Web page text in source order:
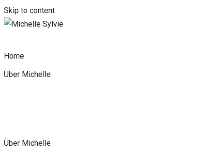
Skip to content
Home
Über Michelle
Über Michelle